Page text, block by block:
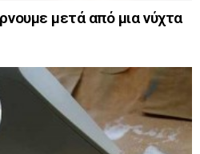
μετά από μια νύχτα